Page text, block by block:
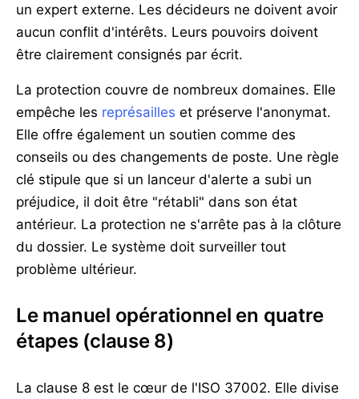
un expert externe. Les décideurs ne doivent avoir
aucun conflit d'intérêts. Leurs pouvoirs doivent
être clairement consignés par écrit.
La protection couvre de nombreux domaines. Elle
empêche les représailles et préserve l'anonymat.
Elle offre également un soutien comme des
conseils ou des changements de poste. Une règle
clé stipule que si un lanceur d'alerte a subi un
préjudice, il doit être "rétabli" dans son état
antérieur. La protection ne s'arrête pas à la clôture
du dossier. Le système doit surveiller tout
problème ultérieur.
Le manuel opérationnel en quatre
étapes (clause 8)
La clause 8 est le cœur de l'ISO 37002. Elle divise